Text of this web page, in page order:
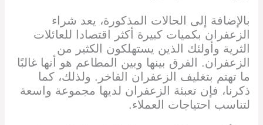
بالإضافة إلى الحالات المذكورة، يعد شراء
الزعفران بكميات كبيرة أكثر اقتصادا للعائلات
الثرية وأولئك الذين يستهلكون الكثير من
الزعفران. الفرق بينها وبين المطاعم هو أنها غالبًا
ما تهتم بتغليف الزعفران الفاخر. ولذلك، كما
ذكرنا، فإن تعبئة الزعفران لديها مجموعة واسعة
لتناسب احتياجات العملاء.